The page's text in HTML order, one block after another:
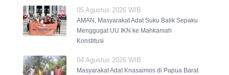
05 Agustus 2026 WIB
AMAN, Masyarakat Adat Suku Balik Sepaku
Menggugat UU IKN ke Mahkamah
Konstitusi
04 Agustus 2026 WIB
Masyarakat Adat Knasaimos di Papua Barat